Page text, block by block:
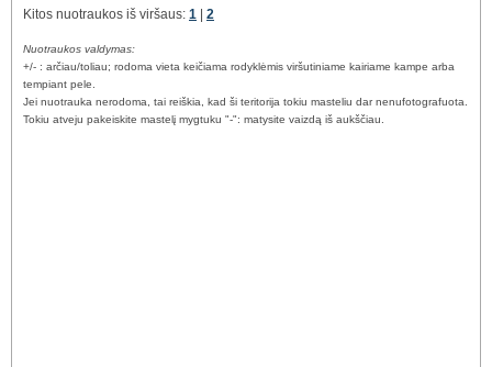
Kitos nuotraukos iš viršaus: 1 2
Nuotraukos valdymas:
+/- : arčiau/toliau; rodoma vieta keičiama rodyklėmis viršutiniame kairiame kampe arba
tempiant pele.
Jei nuotrauka nerodoma, tai reiškia, kad ši teritorija tokiu masteliu dar nenufotografuota.
Tokiu atveju pakeiskite mastelį mygtuku "-": matysite vaizdą iš aukščiau.